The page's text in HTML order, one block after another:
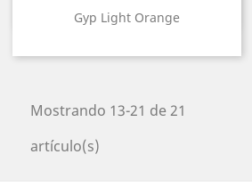
Gyp Light Orange
Vista rápida
Mostrando 13-21 de 21
artículo(s)